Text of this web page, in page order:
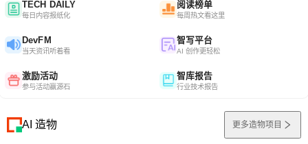
TECH DAILY
每日内容报纸化
阅读榜单
每周热文看这里
DevFM
当天资讯听着看
智写平台
AI 创作更轻松
激励活动
参与活动赢源石
智库报告
行业技术报告
AI 造物 更多造物项目